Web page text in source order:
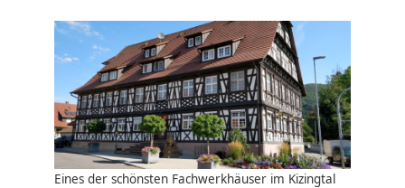
Eines der schönsten Fachwerkhäuser im Kizingtal